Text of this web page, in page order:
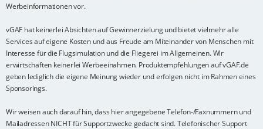
Werbeinformationen vor.
vGAF hat keinerlei Absichten auf Gewinnerzielung und bietet vielmehr alle
Services auf eigene Kosten und aus Freude am Miteinander von Menschen mit
Interesse für die Flugsimulation und die Fliegerei im Allgemeinen. Wir
erwirtschaften keinerlei Werbeeinahmen. Produktempfehlungen auf vGAF.de
geben lediglich die eigene Meinung wieder und erfolgen nicht im Rahmen eines
Sponsorings.
Wir weisen auch darauf hin, dass hier angegebene Telefon-/Faxnummern und
Mailadressen NICHT für Supportzwecke gedacht sind. Telefonischer Support